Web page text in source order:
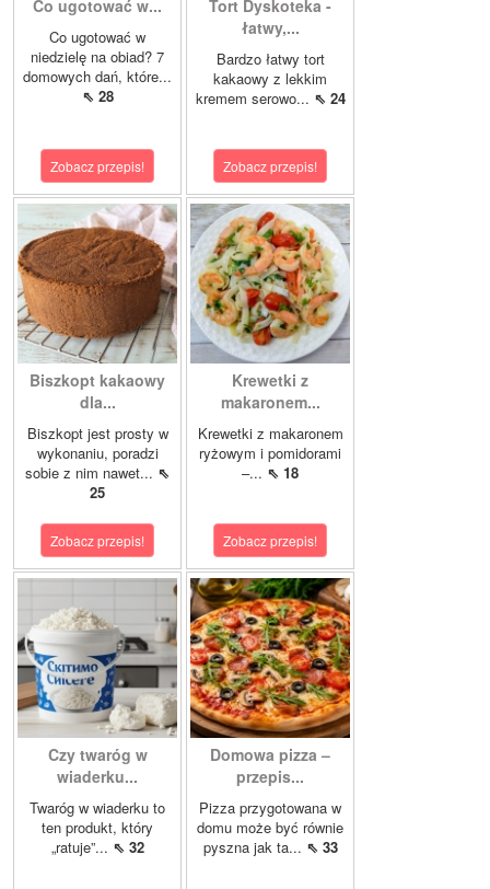
Co ugotować w...
Co ugotować w
niedzielę na obiad? 7
domowych dań, które...
⇖ 28
Zobacz przepis!
Tort Dyskoteka -
łatwy,...
Bardzo łatwy tort
kakaowy z lekkim
kremem serowo... ⇖ 24
Zobacz przepis!
Biszkopt kakaowy
dla...
Biszkopt jest prosty w
wykonaniu, poradzi
sobie z nim nawet... ⇖
25
Zobacz przepis!
Krewetki z
makaronem...
Krewetki z makaronem
ryżowym i pomidorami
–... ⇖ 18
Zobacz przepis!
Czy twaróg w
wiaderku...
Twaróg w wiaderku to
ten produkt, który
„ratuje”... ⇖ 32
Domowa pizza –
przepis...
Pizza przygotowana w
domu może być równie
pyszna jak ta... ⇖ 33